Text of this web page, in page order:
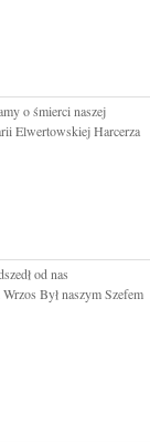
o śmierci naszej
Elwertowskiej Harcerza
od nas
Był naszym Szefem